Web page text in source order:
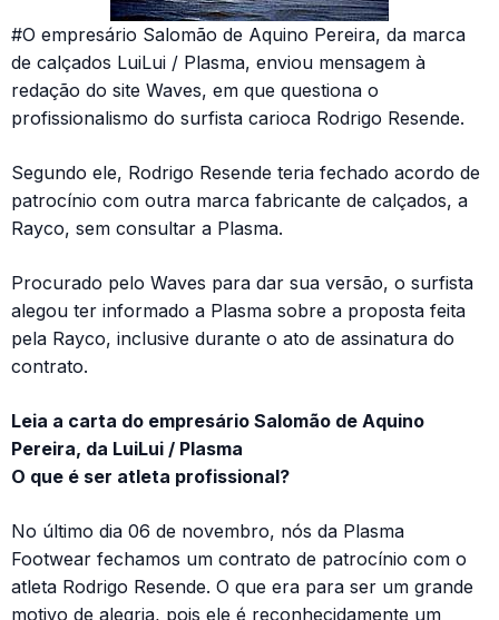
#O empresário Salomão de Aquino Pereira, da marca
de calçados LuiLui / Plasma, enviou mensagem à
redação do site Waves, em que questiona o
profissionalismo do surfista carioca Rodrigo Resende.
Segundo ele, Rodrigo Resende teria fechado acordo de
patrocínio com outra marca fabricante de calçados, a
Rayco, sem consultar a Plasma.
Procurado pelo Waves para dar sua versão, o surfista
alegou ter informado a Plasma sobre a proposta feita
pela Rayco, inclusive durante o ato de assinatura do
contrato.
Leia a carta do empresário Salomão de Aquino
Pereira, da LuiLui / Plasma
O que é ser atleta profissional?
No último dia 06 de novembro, nós da Plasma
Footwear fechamos um contrato de patrocínio com o
atleta Rodrigo Resende. O que era para ser um grande
motivo de alegria, pois ele é reconhecidamente um